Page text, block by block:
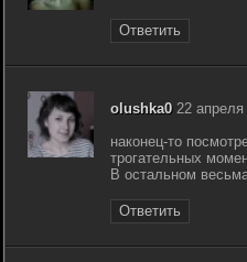
Ответить
olushka022 апреля
наконец-то
трогательных
В остальном
Ответить